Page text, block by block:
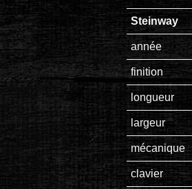
Steinway
année
finition
longueur
largeur
mécanique
clavier